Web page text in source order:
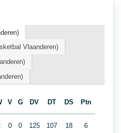
Vlaanderen)
V G DV DT DS Ptn
0 0 125 107 18 6